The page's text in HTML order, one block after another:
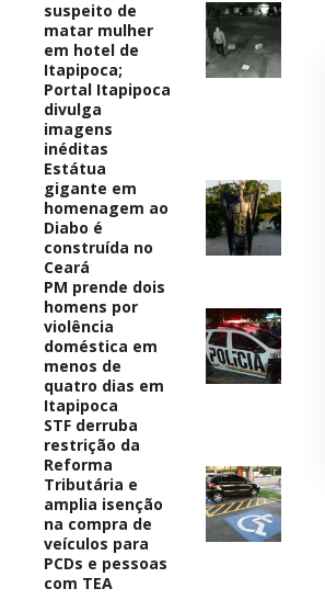
suspeito de
matar mulher
em hotel de
Itapipoca;
Portal Itapipoca
divulga
imagens
inéditas
Estátua
gigante em
homenagem ao
Diabo é
construída no
Ceará
PM prende dois
homens por
violência
doméstica em
menos de
quatro dias em
Itapipoca
STF derruba
restrição da
Reforma
Tributária e
amplia isenção
na compra de
veículos para
PCDs e pessoas
com TEA